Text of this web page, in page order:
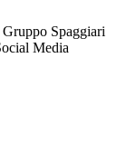
Spaggiari
Media